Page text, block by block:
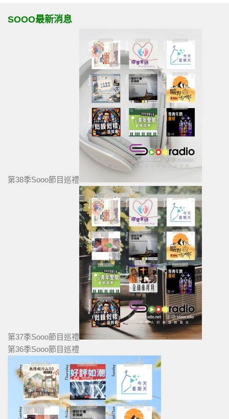
SOOO最新消息
第38季Sooo節目巡禮
第37季Sooo節目巡禮
第36季Sooo節目巡禮